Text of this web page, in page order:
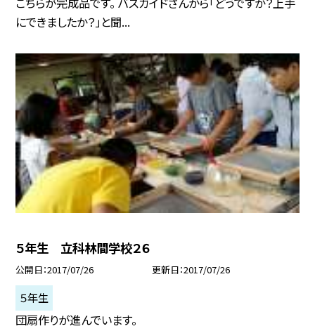
にできましたか？」と聞...
５年生 立科林間学校２６
公開日 2017/07/26 更新日 2017/07/26
５年生
団扇作りが進んでいます。